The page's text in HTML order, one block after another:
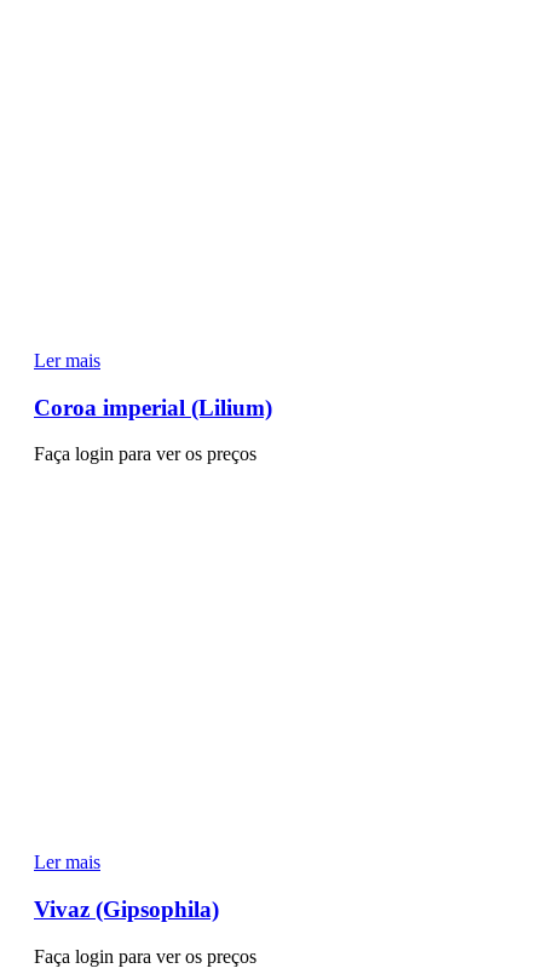
Ler mais
Coroa imperial (Lilium)
Faça login para ver os preços
Ler mais
Vivaz (Gipsophila)
Faça login para ver os preços